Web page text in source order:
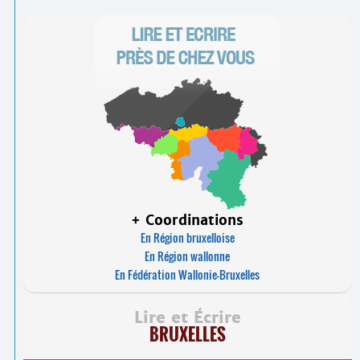
+ Coordinations
En Région bruxelloise
En Région wallonne
En Fédération Wallonie-Bruxelles
Lire et Écrire
BRUXELLES